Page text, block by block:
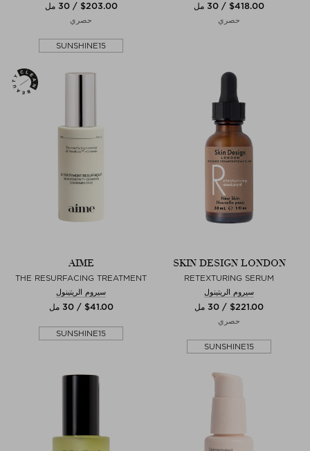
$‌418.00 / 30 مل
حصري
$‌203.00 / 30 مل
حصري
SUNSHINE15
SKIN DESIGN LONDON
RETEXTURING SERUM
سيروم الريتينول
$‌221.00 / 30 مل
حصري
SUNSHINE15
AIME
THE RESURFACING TREATMENT
سيروم الريتينول
$‌41.00 / 30 مل
SUNSHINE15